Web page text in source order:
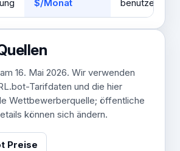
$/Monat
16. Mai 2026. Wir verwenden
Tarifdaten und die hier
Wettbewerberquelle; öffentliche
können sich ändern.
Preise